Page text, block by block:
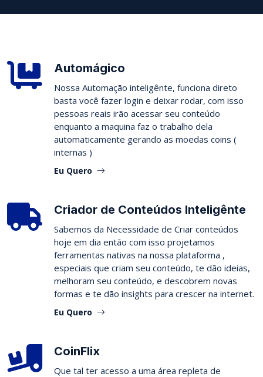
Automágico
Nossa Automação inteligênte, funciona direto
basta você fazer login e deixar rodar, com isso
pessoas reais irão acessar seu conteúdo
enquanto a maquina faz o trabalho dela
automaticamente gerando as moedas coins (
internas )
Eu Quero
Criador de Conteúdos Inteligênte
Sabemos da Necessidade de Criar conteúdos
hoje em dia então com isso projetamos
ferramentas nativas na nossa plataforma ,
especiais que criam seu conteúdo, te dão ideias,
melhoram seu conteúdo, e descobrem novas
formas e te dão insights para crescer na internet.
Eu Quero
CoinFlix
Que tal ter acesso a uma área repleta de